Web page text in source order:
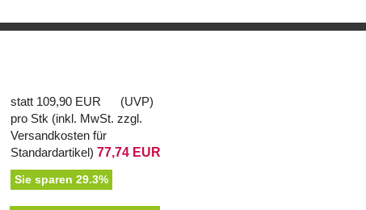
statt 109,90 EUR (UVP)
pro Stk (inkl. MwSt. zzgl.
Versandkosten für
Standardartikel) 77,74 EUR
Sie sparen 29.3%